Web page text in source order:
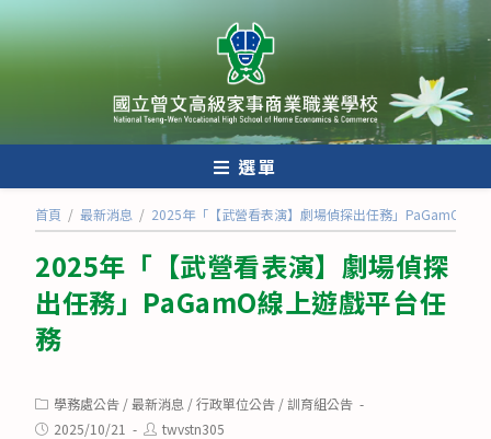
跳
轉
至
內
選單
首頁 / 最新消息 / 2025年「【武營看表演】劇場偵探出任務」PaGamO線
2025年「【武營看表演】劇場偵探
出任務」PaGamO線上遊戲平台任
務
Post
category:
學務處公告 /最新消息 /行政單位公告 /訓育組公告
Post2025/10/21
Posttwvstn305